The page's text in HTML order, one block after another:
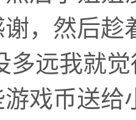
，然后
多远我就
戏币送